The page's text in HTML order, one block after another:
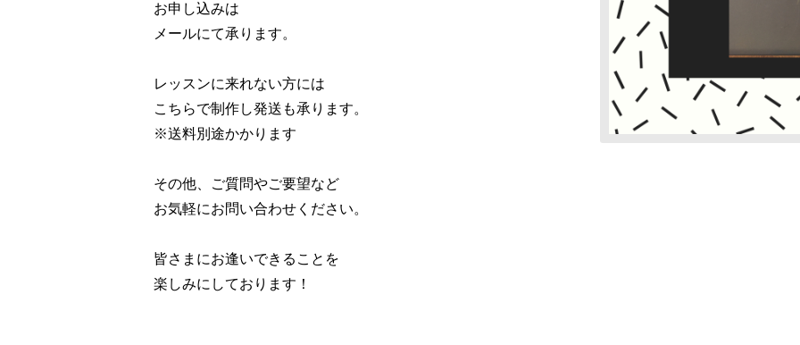
お申し込みは
メールにて承ります。
レッスンに来れない方には
こちらで制作し発送も承ります。
※送料別途かかります
その他、ご質問やご要望など
お気軽にお問い合わせください。
皆さまにお逢いできることを
楽しみにしております！